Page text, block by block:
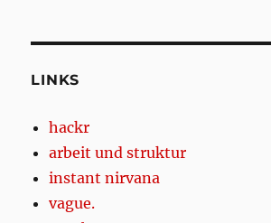
LINKS
hackr
arbeit und struktur
instant nirvana
vague.